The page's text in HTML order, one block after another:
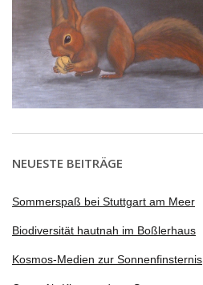
NEUESTE BEITRÄGE
Sommerspaß bei Stuttgart am Meer
Biodiversität hautnah im Boßlerhaus
Kosmos-Medien zur Sonnenfinsternis